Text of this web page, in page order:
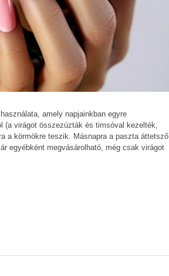
amely napjainkban egyre
(a virágot összezúzták és timsóval kezelték,
a körmökre teszik. Másnapra a paszta áttetsző
egyébként megvásárolható, még csak virágot